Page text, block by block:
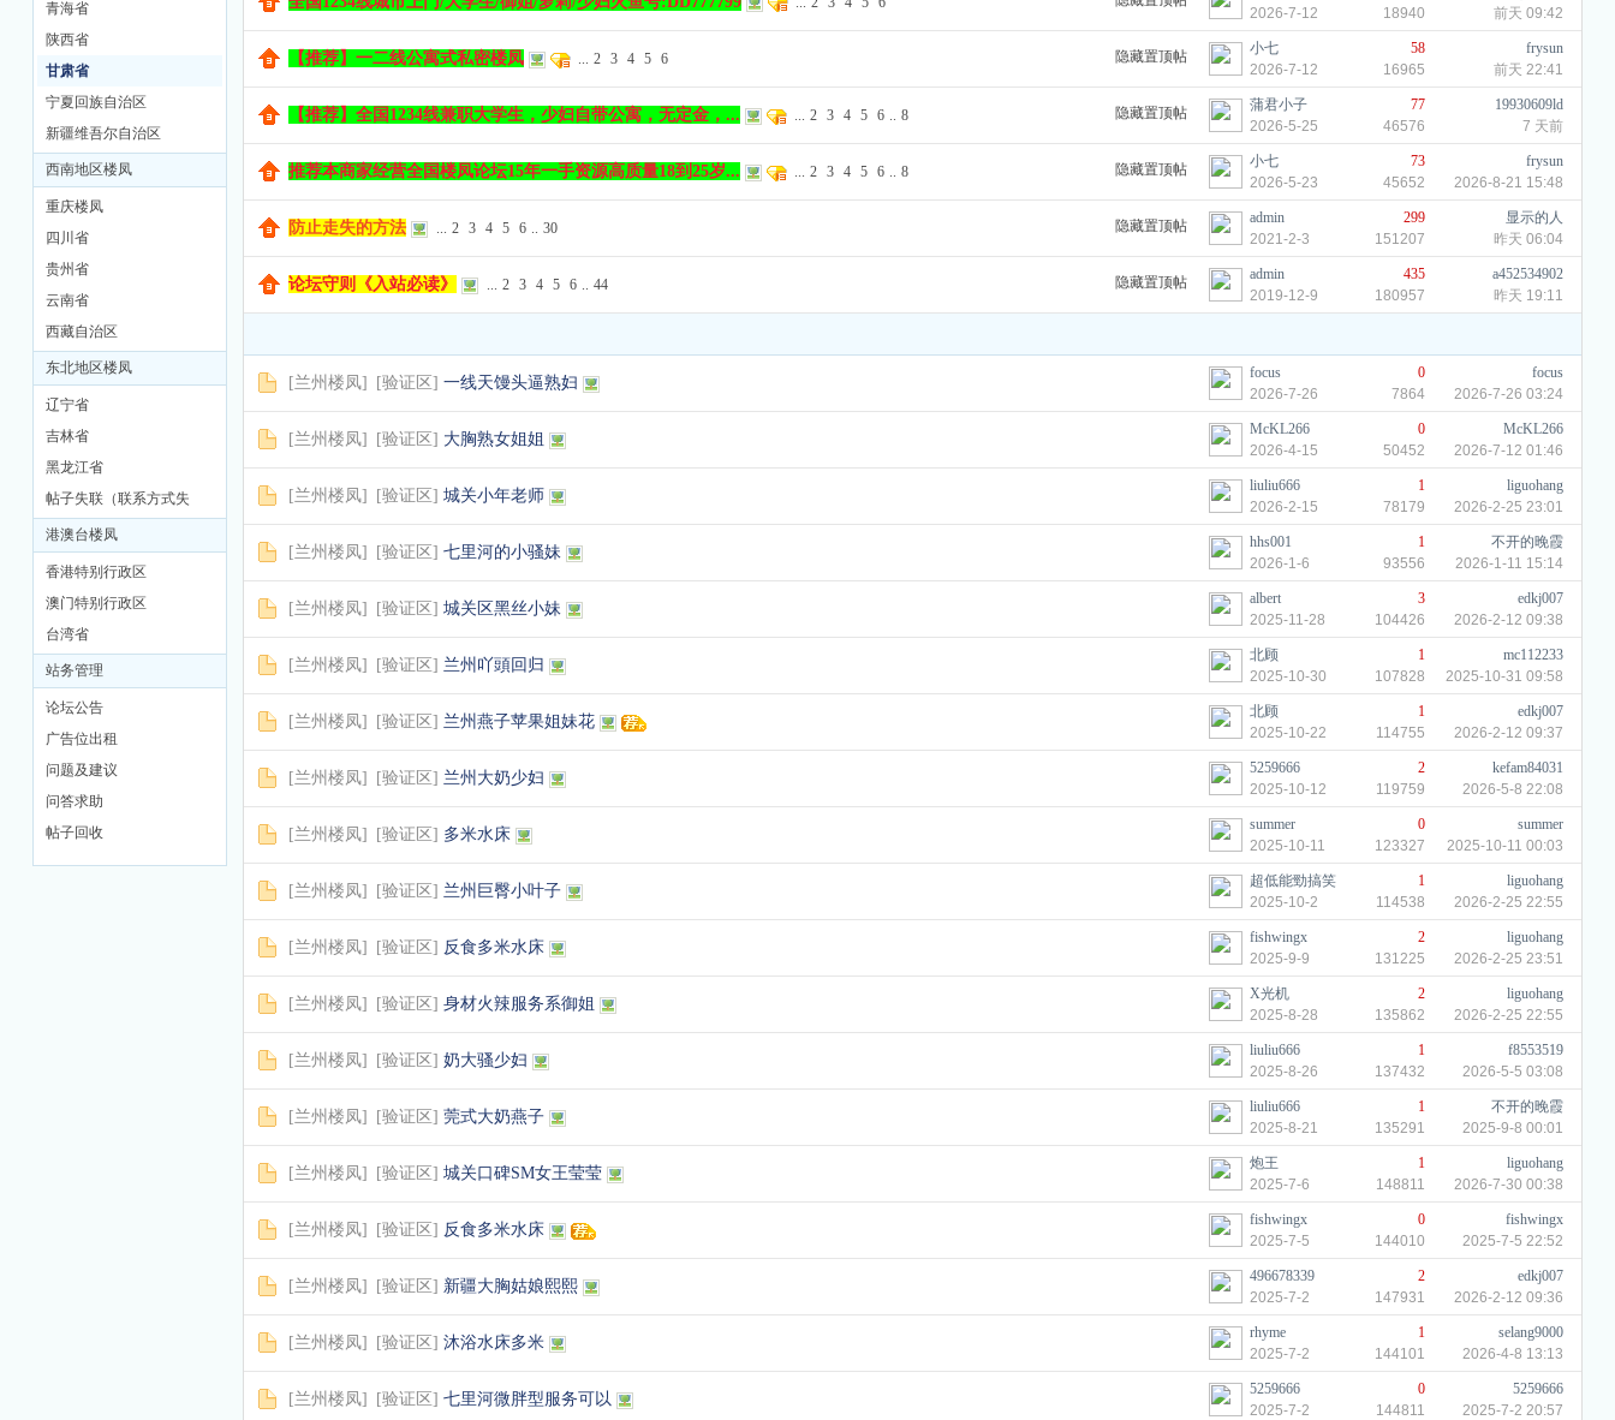
坊青海省
陕西省
甘肃省
宁夏回族自治区
新疆维吾尔自治区
西南地区楼凤
重庆楼凤
四川省
贵州省
云南省
西藏自治区
东北地区楼凤
辽宁省
吉林省
黑龙江省
帖子失联（联系方式失
联）
港澳台楼凤
香港特别行政区
澳门特别行政区
台湾省
站务管理
论坛公告
广告位出租
问题及建议
问答求助
帖子回收
2026-7-12
18940
前天 09:42
隐藏置顶帖
【推荐】一二线公寓式私密楼凤 ... 2 3 4 5 6
小七
2026-7-12
58
16965
frysun
前天 22:41
隐藏置顶帖
【推荐】全国1234线兼职大学生，少妇自带公寓，无定金，... ... 2 3 4 5 6 .. 8
蒲君小子
2026-5-25
77
46576
19930609ld
7 天前
隐藏置顶帖
推荐本商家经营全国楼凤论坛15年一手资源高质量18到25岁... ... 2 3 4 5 6 .. 8
小七
2026-5-23
73
45652
frysun
2026-8-21 15:48
隐藏置顶帖
防止走失的方法 ... 2 3 4 5 6 .. 30
admin
2021-2-3
299
151207
显示的人
昨天 06:04
隐藏置顶帖
论坛守则《入站必读》 ... 2 3 4 5 6 .. 44
admin
2019-12-9
435
180957
a452534902
昨天 19:11
[兰州楼凤] [验证区] 一线天馒头逼熟妇
focus
2026-7-26
0
7864
focus
2026-7-26 03:24
[兰州楼凤] [验证区] 大胸熟女姐姐
McKL266
2026-4-15
0
50452
McKL266
2026-7-12 01:46
[兰州楼凤] [验证区] 城关小年老师
liuliu666
2026-2-15
1
78179
liguohang
2026-2-25 23:01
[兰州楼凤] [验证区] 七里河的小骚妹
hhs001
2026-1-6
1
93556
不开的晚霞
2026-1-11 15:14
[兰州楼凤] [验证区] 城关区黑丝小妹
albert
2025-11-28
3
104426
edkj007
2026-2-12 09:38
[兰州楼凤] [验证区] 兰州吖頭回归
北顾
2025-10-30
1
107828
mc112233
2025-10-31 09:58
[兰州楼凤] [验证区] 兰州燕子苹果姐妹花
北顾
2025-10-22
1
114755
edkj007
2026-2-12 09:37
[兰州楼凤] [验证区] 兰州大奶少妇
5259666
2025-10-12
2
119759
kefam84031
2026-5-8 22:08
[兰州楼凤] [验证区] 多米水床
summer
2025-10-11
0
123327
summer
2025-10-11 00:03
[兰州楼凤] [验证区] 兰州巨臀小叶子
超低能勁搞笑
2025-10-2
1
114538
liguohang
2026-2-25 22:55
[兰州楼凤] [验证区] 反食多米水床
fishwingx
2025-9-9
2
131225
liguohang
2026-2-25 23:51
[兰州楼凤] [验证区] 身材火辣服务系御姐
X光机
2025-8-28
2
135862
liguohang
2026-2-25 22:55
[兰州楼凤] [验证区] 奶大骚少妇
liuliu666
2025-8-26
1
137432
f8553519
2026-5-5 03:08
[兰州楼凤] [验证区] 莞式大奶燕子
liuliu666
2025-8-21
1
135291
不开的晚霞
2025-9-8 00:01
[兰州楼凤] [验证区] 城关口碑SM女王莹莹
炮王
2025-7-6
1
148811
liguohang
2026-7-30 00:38
[兰州楼凤] [验证区] 反食多米水床
fishwingx
2025-7-5
0
144010
fishwingx
2025-7-5 22:52
[兰州楼凤] [验证区] 新疆大胸姑娘熙熙
496678339
2025-7-2
2
147931
edkj007
2026-2-12 09:36
[兰州楼凤] [验证区] 沐浴水床多米
rhyme
2025-7-2
1
144101
selang9000
2026-4-8 13:13
[兰州楼凤] [验证区] 七里河微胖型服务可以
5259666
2025-7-2
0
144811
5259666
2025-7-2 20:57